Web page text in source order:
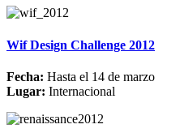
Wif Design Challenge 2012
Fecha: Hasta el 14 de marzo
Lugar: Internacional